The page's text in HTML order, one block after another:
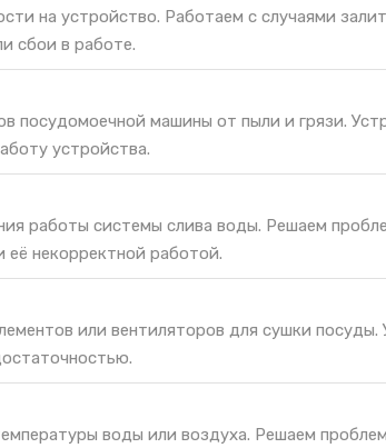
на устройство. Работаем с случаями
сбои в работе.
посудомоечной машины от пыли и грязи.
устройства.
работы системы слива воды. Решаем
некорректной работой.
или вентиляторов для сушки посуды.
воды или воздуха. Решаем